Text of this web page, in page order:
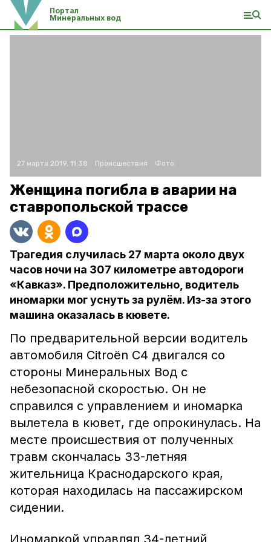
Портал
Минеральных вод
27 марта 2019, 11:38 Происшествия Фото:
Женщина погибла в аварии на
ставропольской трассе
Трагедия случилась 27 марта около двух
часов ночи на 307 километре автодороги
«Кавказ». Предположительно, водитель
иномарки мог уснуть за рулём. Из-за этого
машина оказалась в кювете.
По предварительной версии водитель
автомобиля Citroën C4 двигался со
стороны Минеральных Вод с
небезопасной скоростью. Он не
справился с управлением и иномарка
вылетела в кювет, где опрокинулась. На
месте происшествия от полученных
травм скончалась 33-летняя
жительница Краснодарского края,
которая находилась на пассажирском
сидении.
Иномаркой управлял 34-летний